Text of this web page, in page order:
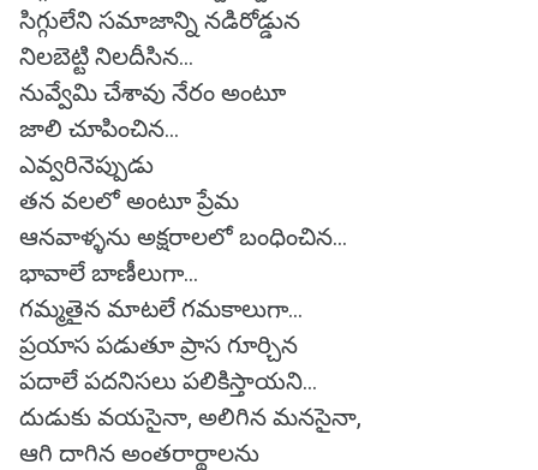
సిగ్గులేని సమాజాన్ని నడిరోడ్డున
నిలబెట్టి నిలదీసిన...
నువ్వేమి చేశావు నేరం అంటూ
జాలి చూపించిన...
ఎవ్వరినెప్పుడు
తన వలలో అంటూ ప్రేమ
ఆనవాళ్ళను అక్షరాలలో బంధించిన...
భావాలే బాణీలుగా...
గమ్మతైన మాటలే గమకాలుగా...
ప్రయాస పడుతూ ప్రాస గూర్చిన
పదాలే పదనిసలు పలికిస్తాయని...
దుడుకు వయసైనా, అలిగిన మనసైనా,
ఆగి దాగిన అంతరార్థాలను